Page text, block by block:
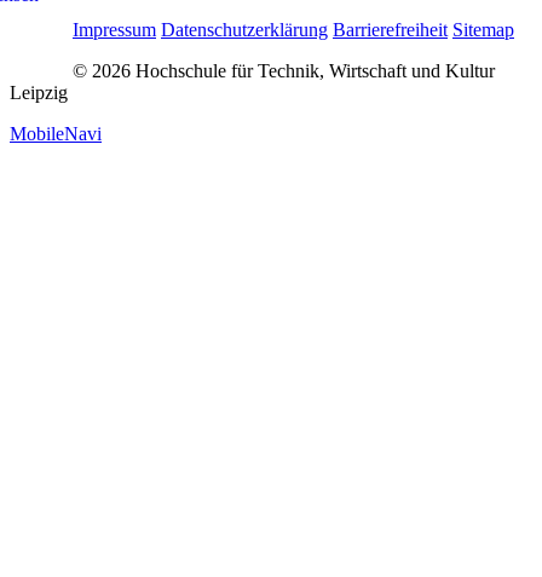
Impressum Datenschutzerklärung Barrierefreiheit Sitemap
© 2026 Hochschule für Technik, Wirtschaft und Kultur
Leipzig
MobileNavi